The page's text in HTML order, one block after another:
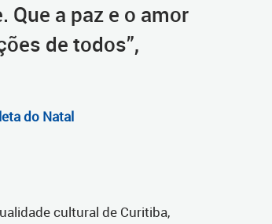
Que a paz e o amor
de todos”,
do Natal
cultural de Curitiba,